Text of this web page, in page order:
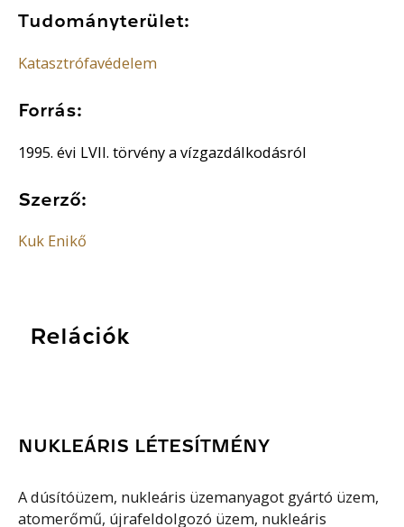
Tudományterület:
Katasztrófavédelem
Forrás:
1995. évi LVII. törvény a vízgazdálkodásról
Szerző:
Kuk Enikő
Relációk
NUKLEÁRIS LÉTESÍTMÉNY
A dúsítóüzem, nukleáris üzemanyagot gyártó üzem,
atomerőmű, újrafeldolgozó üzem, nukleáris